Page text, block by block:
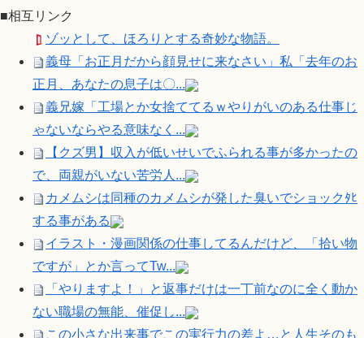
■相互リンク
ゾッとして、ほろりとする奇妙な物語。
義母「お正月だから顔見せに来なさい」私「去年のお
正月、あなたの息子は〇...
義兄嫁「工場とか女捨ててるｗやりがいのある仕事じ
ゃないならやる意味なく...
【クズ男】収入が低いせいでふられる事が多かったの
で、両親がいない苦労人...
カメムシは同種のカメムシが発した臭いでショックﾀﾋ
する事がある
イラスト・漫画関係の仕事してるんだけど、「拾い物
ですが」とか言ってTw...
「やりますよ！」と返事だけは一丁前なのに全く動か
ない職場の無能、催促し...
この小さな出来事でこの実行力の差よ…と人生そのも